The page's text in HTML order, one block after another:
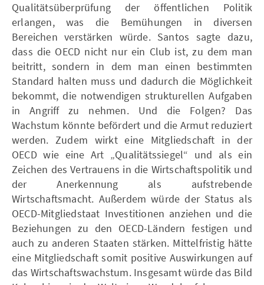
Qualitätsüberprüfung der öffentlichen Politik
erlangen, was die Bemühungen in diversen
Bereichen verstärken würde. Santos sagte dazu,
dass die OECD nicht nur ein Club ist, zu dem man
beitritt, sondern in dem man einen bestimmten
Standard halten muss und dadurch die Möglichkeit
bekommt, die notwendigen strukturellen Aufgaben
in Angriff zu nehmen. Und die Folgen? Das
Wachstum könnte befördert und die Armut reduziert
werden. Zudem wirkt eine Mitgliedschaft in der
OECD wie eine Art „Qualitätssiegel“ und als ein
Zeichen des Vertrauens in die Wirtschaftspolitik und
der Anerkennung als aufstrebende
Wirtschaftsmacht. Außerdem würde der Status als
OECD-Mitgliedstaat Investitionen anziehen und die
Beziehungen zu den OECD-Ländern festigen und
auch zu anderen Staaten stärken. Mittelfristig hätte
eine Mitgliedschaft somit positive Auswirkungen auf
das Wirtschaftswachstum. Insgesamt würde das Bild